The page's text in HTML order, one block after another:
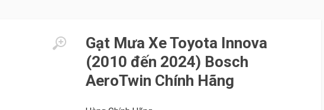
Gạt Mưa Xe Toyota Innova
(2010 đến 2024) Bosch
AeroTwin Chính Hãng